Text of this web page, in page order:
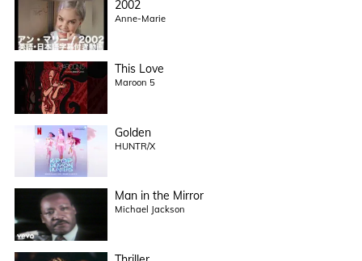
2002
Anne-Marie
This Love
Maroon 5
Golden
HUNTR/X
Man in the Mirror
Michael Jackson